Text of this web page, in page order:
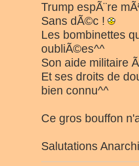
Trump espÃ¨re
Sans dÃ©c !
Les bombinettes
oubliÃ©es^^
Son aide militaire
Et ses droits de
bien connu^^
Ce gros bouffon
Salutations